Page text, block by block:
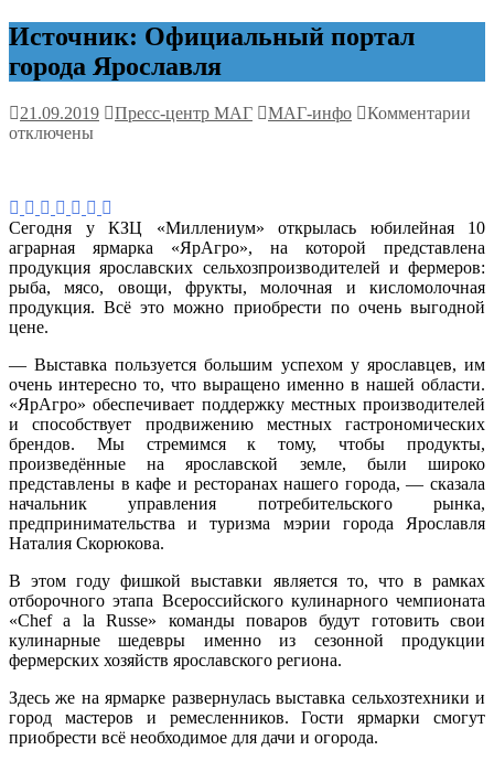
Источник: Официальный портал
города Ярославля
21.09.2019 Пресс-центр МАГ МАГ-инфо Комментарии
отключены
Сегодня у КЗЦ «Миллениум» открылась юбилейная 10
аграрная ярмарка «ЯрАгро», на которой представлена
продукция ярославских сельхозпроизводителей и фермеров:
рыба, мясо, овощи, фрукты, молочная и кисломолочная
продукция. Всё это можно приобрести по очень выгодной
цене.
— Выставка пользуется большим успехом у ярославцев, им
очень интересно то, что выращено именно в нашей области.
«ЯрАгро» обеспечивает поддержку местных производителей
и способствует продвижению местных гастрономических
брендов. Мы стремимся к тому, чтобы продукты,
произведённые на ярославской земле, были широко
представлены в кафе и ресторанах нашего города, — сказала
начальник управления потребительского рынка,
предпринимательства и туризма мэрии города Ярославля
Наталия Скорюкова.
В этом году фишкой выставки является то, что в рамках
отборочного этапа Всероссийского кулинарного чемпионата
«Chef a la Russe» команды поваров будут готовить свои
кулинарные шедевры именно из сезонной продукции
фермерских хозяйств ярославского региона.
Здесь же на ярмарке развернулась выставка сельхозтехники и
город мастеров и ремесленников. Гости ярмарки смогут
приобрести всё необходимое для дачи и огорода.